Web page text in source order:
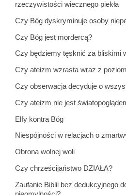
OBRONIE
WIARY
INNE
rzeczywistości wiecznego piekła
Czy Bóg dyskryminuje osoby
Czy Bóg jest mordercą?
Czy będziemy tęsknić za bliskimi
Czy ateizm wzrasta wraz z
Czy obserwacja decyduje o
Czy ateizm nie jest
Elfy kontra Bóg
Niespójności w relacjach o
Obrona wolnej woli
Czy chrześcijaństwo DZIAŁA?
Zaufanie Biblii bez dedukcyjnego